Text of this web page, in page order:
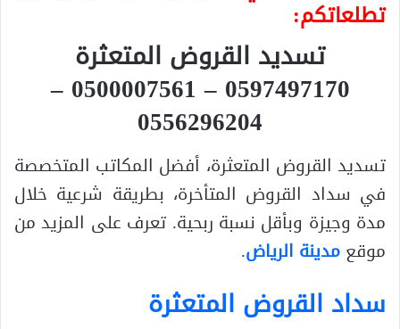
تطلعاتكم:
تسديد القروض المتعثرة
0597497170 – 0500007561 –
0556296204
تسديد القروض المتعثرة، أفضل المكاتب المتخصصة
في سداد القروض المتأخرة، بطريقة شرعية خلال
مدة وجيزة وبأقل نسبة ربحية. تعرف على المزيد من
موقعمدينة الرياض.
سداد القروض المتعثرة